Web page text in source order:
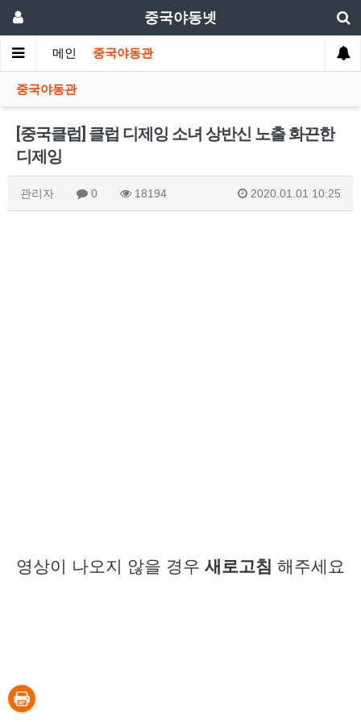
중국야동넷
메인 중국야동관
중국야동관
[중국클럽] 클럽 디제잉 소녀 상반신 노출 화끈한
디제잉
관리자 0 18194 2020.01.01 10:25
영상이 나오지 않을 경우 새로고침 해주세요